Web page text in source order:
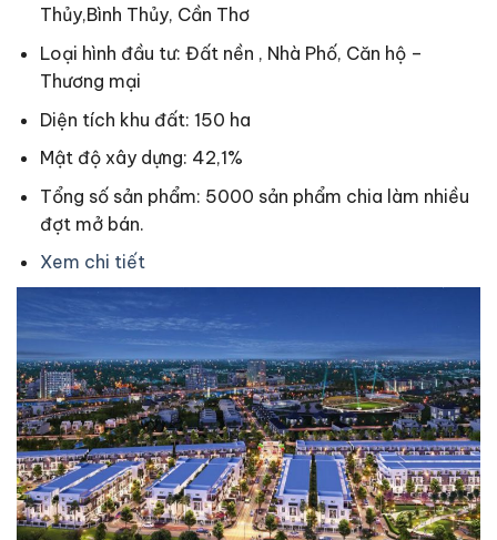
Thủy,Bình Thủy, Cần Thơ
Loại hình đầu tư: Đất nền , Nhà Phố, Căn hộ –
Thương mại
Diện tích khu đất: 150 ha
Mật độ xây dựng: 42,1%
Tổng số sản phẩm: 5000 sản phẩm chia làm nhiều
đợt mở bán.
Xem chi tiết